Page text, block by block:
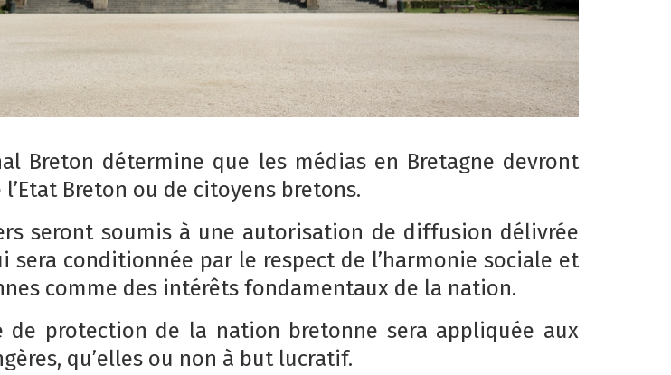
Breton détermine que les médias en Bretagne devront
Breton ou de citoyens bretons.
seront soumis à une autorisation de diffusion délivrée
sera conditionnée par le respect de l’harmonie sociale et
comme des intérêts fondamentaux de la nation.
de protection de la nation bretonne sera appliquée aux
qu’elles ou non à but lucratif.